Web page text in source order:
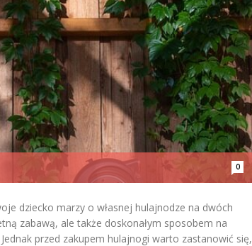
0
dziecko marzy o własnej hulajnodze na dwóch
zabawą, ale także doskonałym sposobem na
przed zakupem hulajnogi warto zastanowić się,